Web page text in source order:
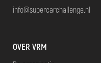
info@supercarchallenge.nl
OVER VRM